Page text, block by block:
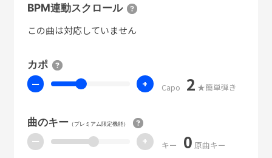
BPM連動スクロール
この曲は対応していません
カポ
ー + Capo 2 ★簡単弾き
曲のキー（プレミアム限定機能）
ー + キー 0 原曲キー